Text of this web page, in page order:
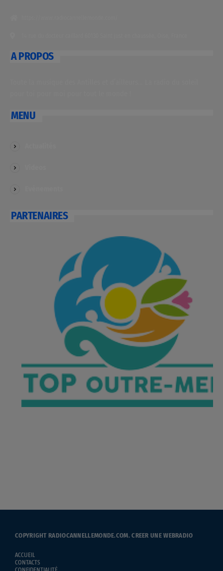
A PROPOS
MENU
PARTENAIRES
COPYRIGHT RADIOCANNELLEMONDE.COM.CREER UNE WEBRADIO
ACCUEIL
CONTACTS